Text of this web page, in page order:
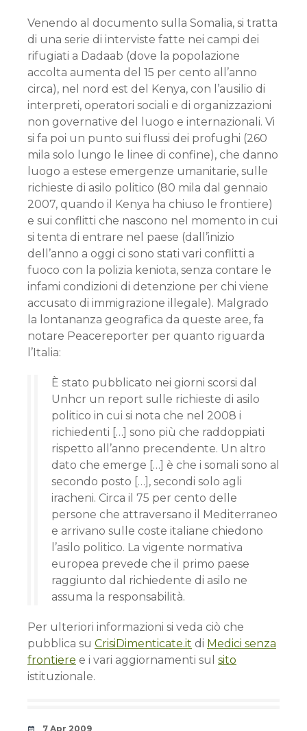
Venendo al documento sulla Somalia, si tratta
di una serie di interviste fatte nei campi dei
rifugiati a Dadaab (dove la popolazione
accolta aumenta del 15 per cento all’anno
circa), nel nord est del Kenya, con l’ausilio di
interpreti, operatori sociali e di organizzazioni
non governative del luogo e internazionali. Vi
si fa poi un punto sui flussi dei profughi (260
mila solo lungo le linee di confine), che danno
luogo a estese emergenze umanitarie, sulle
richieste di asilo politico (80 mila dal gennaio
2007, quando il Kenya ha chiuso le frontiere)
e sui conflitti che nascono nel momento in cui
si tenta di entrare nel paese (dall’inizio
dell’anno a oggi ci sono stati vari conflitti a
fuoco con la polizia keniota, senza contare le
infami condizioni di detenzione per chi viene
accusato di immigrazione illegale). Malgrado
la lontananza geografica da queste aree, fa
notare Peacereporter per quanto riguarda
l’Italia:
È stato pubblicato nei giorni scorsi dal
Unhcr un report sulle richieste di asilo
politico in cui si nota che nel 2008 i
richiedenti […] sono più che raddoppiati
rispetto all’anno precendente. Un altro
dato che emerge […] è che i somali sono al
secondo posto […], secondi solo agli
iracheni. Circa il 75 per cento delle
persone che attraversano il Mediterraneo
e arrivano sulle coste italiane chiedono
l’asilo politico. La vigente normativa
europea prevede che il primo paese
raggiunto dal richiedente di asilo ne
assuma la responsabilità.
Per ulteriori informazioni si veda ciò che
pubblica su CrisiDimenticate.it di Medici senza
frontiere e i vari aggiornamenti sul sito
istituzionale.
Date
7 Apr 2009